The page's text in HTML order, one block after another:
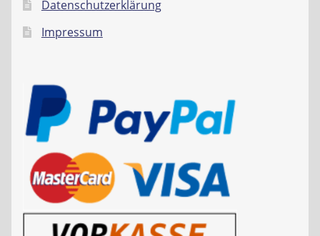
Datenschutzerklärung
Impressum